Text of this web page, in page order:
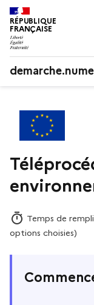
RÉPUBLIQUE
FRANÇAISE
Temps de
options choisies)